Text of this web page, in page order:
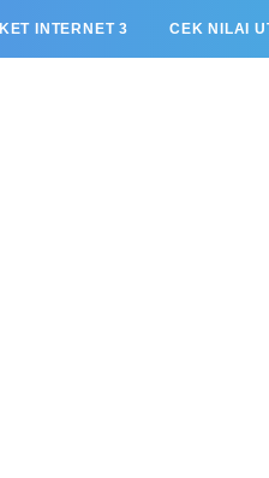
INTERNET 3 CEK NILAI